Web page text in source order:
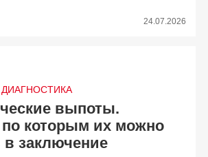
24.07.2026
выпоты.
по которым их можно
в заключение